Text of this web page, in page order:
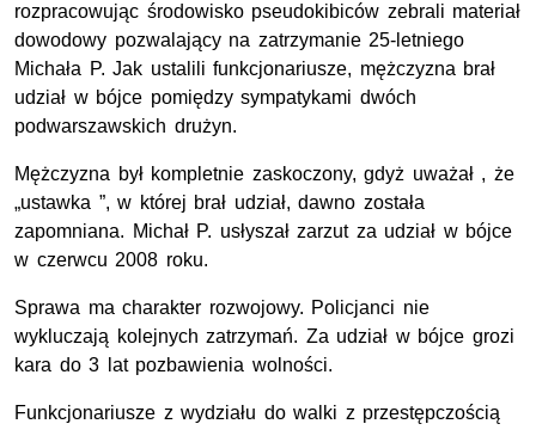
rozpracowując środowisko pseudokibiców zebrali materiał
dowodowy pozwalający na zatrzymanie 25-letniego
Michała P. Jak ustalili funkcjonariusze, mężczyzna brał
udział w bójce pomiędzy sympatykami dwóch
podwarszawskich drużyn.
Mężczyzna był kompletnie zaskoczony, gdyż uważał , że
„ustawka ”, w której brał udział, dawno została
zapomniana. Michał P. usłyszał zarzut za udział w bójce
w czerwcu 2008 roku.
Sprawa ma charakter rozwojowy. Policjanci nie
wykluczają kolejnych zatrzymań. Za udział w bójce grozi
kara do 3 lat pozbawienia wolności.
Funkcjonariusze z wydziału do walki z przestępczością